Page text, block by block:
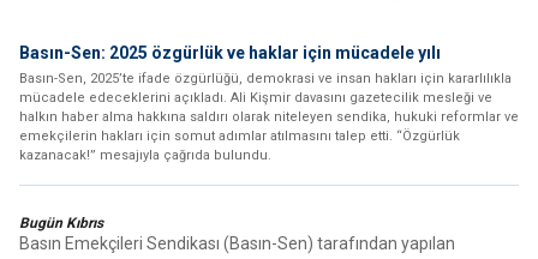
Basın-Sen: 2025 özgürlük ve haklar için mücadele yılı
Basın-Sen, 2025’te ifade özgürlüğü, demokrasi ve insan hakları için kararlılıkla
mücadele edeceklerini açıkladı. Ali Kişmir davasını gazetecilik mesleği ve
halkın haber alma hakkına saldırı olarak niteleyen sendika, hukuki reformlar ve
emekçilerin hakları için somut adımlar atılmasını talep etti. “Özgürlük
kazanacak!” mesajıyla çağrıda bulundu.
Bugün Kıbrıs
Basın Emekçileri Sendikası (Basın-Sen) tarafından yapılan